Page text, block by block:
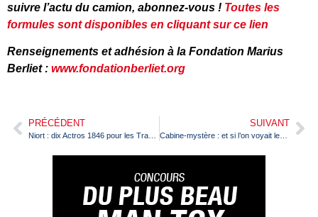
suivre l’actu du camion, abonnez-vous ! Toutes les
formules sont disponibles en cliquant sur ce lien
Renseignements et adhésion à la Fondation Marius
Berliet : www.fondationberliet.org
PRÉCÉDENT SUIVANT
Cabine-mystère : et si l’on voyait les choses d’un peu haut